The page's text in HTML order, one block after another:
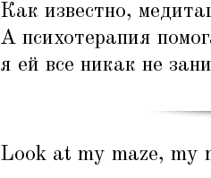
Как известно,
А психотерапия
я ей все никак не
Look at my maze, my